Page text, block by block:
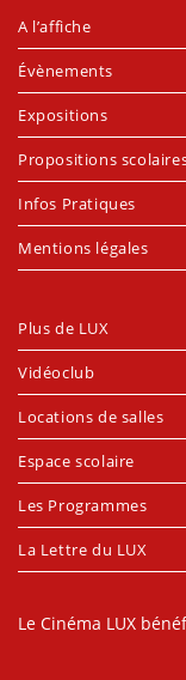
A l’affiche
Évènements
Expositions
Propositions
Infos Pratiques
Mentions légales
Plus de LUX
Vidéoclub
Locations de salles
Espace scolaire
Les Programmes
La Lettre du LUX
Le Cinéma LUX